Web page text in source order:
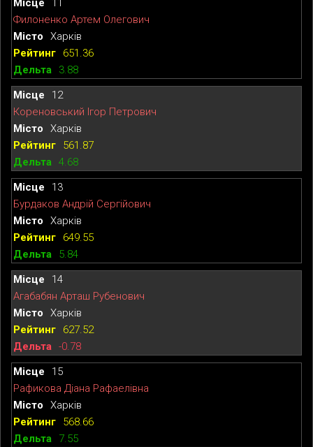
Филоненко Артем Олегович
Харків
651.36
3.88
12
Кореновський Ігор Петрович
Харків
561.87
4.68
13
Бурдаков Андрій Сергійович
Харків
649.55
5.84
14
Агабабян Арташ Рубенович
Харків
627.52
-0.78
15
Рафикова Діана Рафаелівна
Харків
568.66
7.55